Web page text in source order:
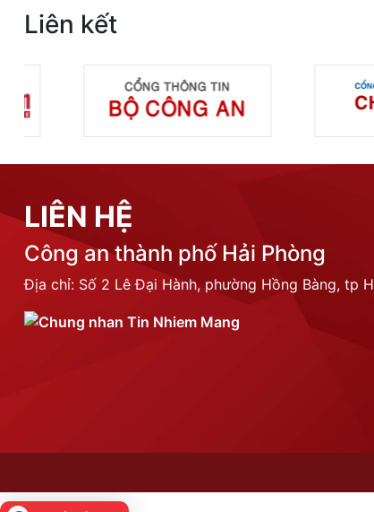
Liên kết
LIÊN HỆ
Công an thành phố Hải Phòng
Địa chỉ: Số 2 Lê Đại Hành, phường Hồng Bàng, tp